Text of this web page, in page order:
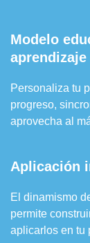
Modelo
aprendizaje
Personaliza tu
progreso,
aprovecha al
Aplicación
El dinamismo
permite
aplicarlos en tu